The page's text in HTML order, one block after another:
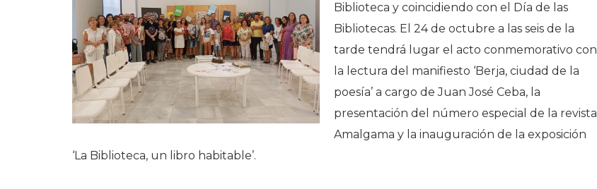
Biblioteca y coincidiendo con el Día de las
Bibliotecas. El 24 de octubre a las seis de la
tarde tendrá lugar el acto conmemorativo con
la lectura del manifiesto ‘Berja, ciudad de la
poesía’ a cargo de Juan José Ceba, la
presentación del número especial de la revista
Amalgama y la inauguración de la exposición
‘La Biblioteca, un libro habitable’.